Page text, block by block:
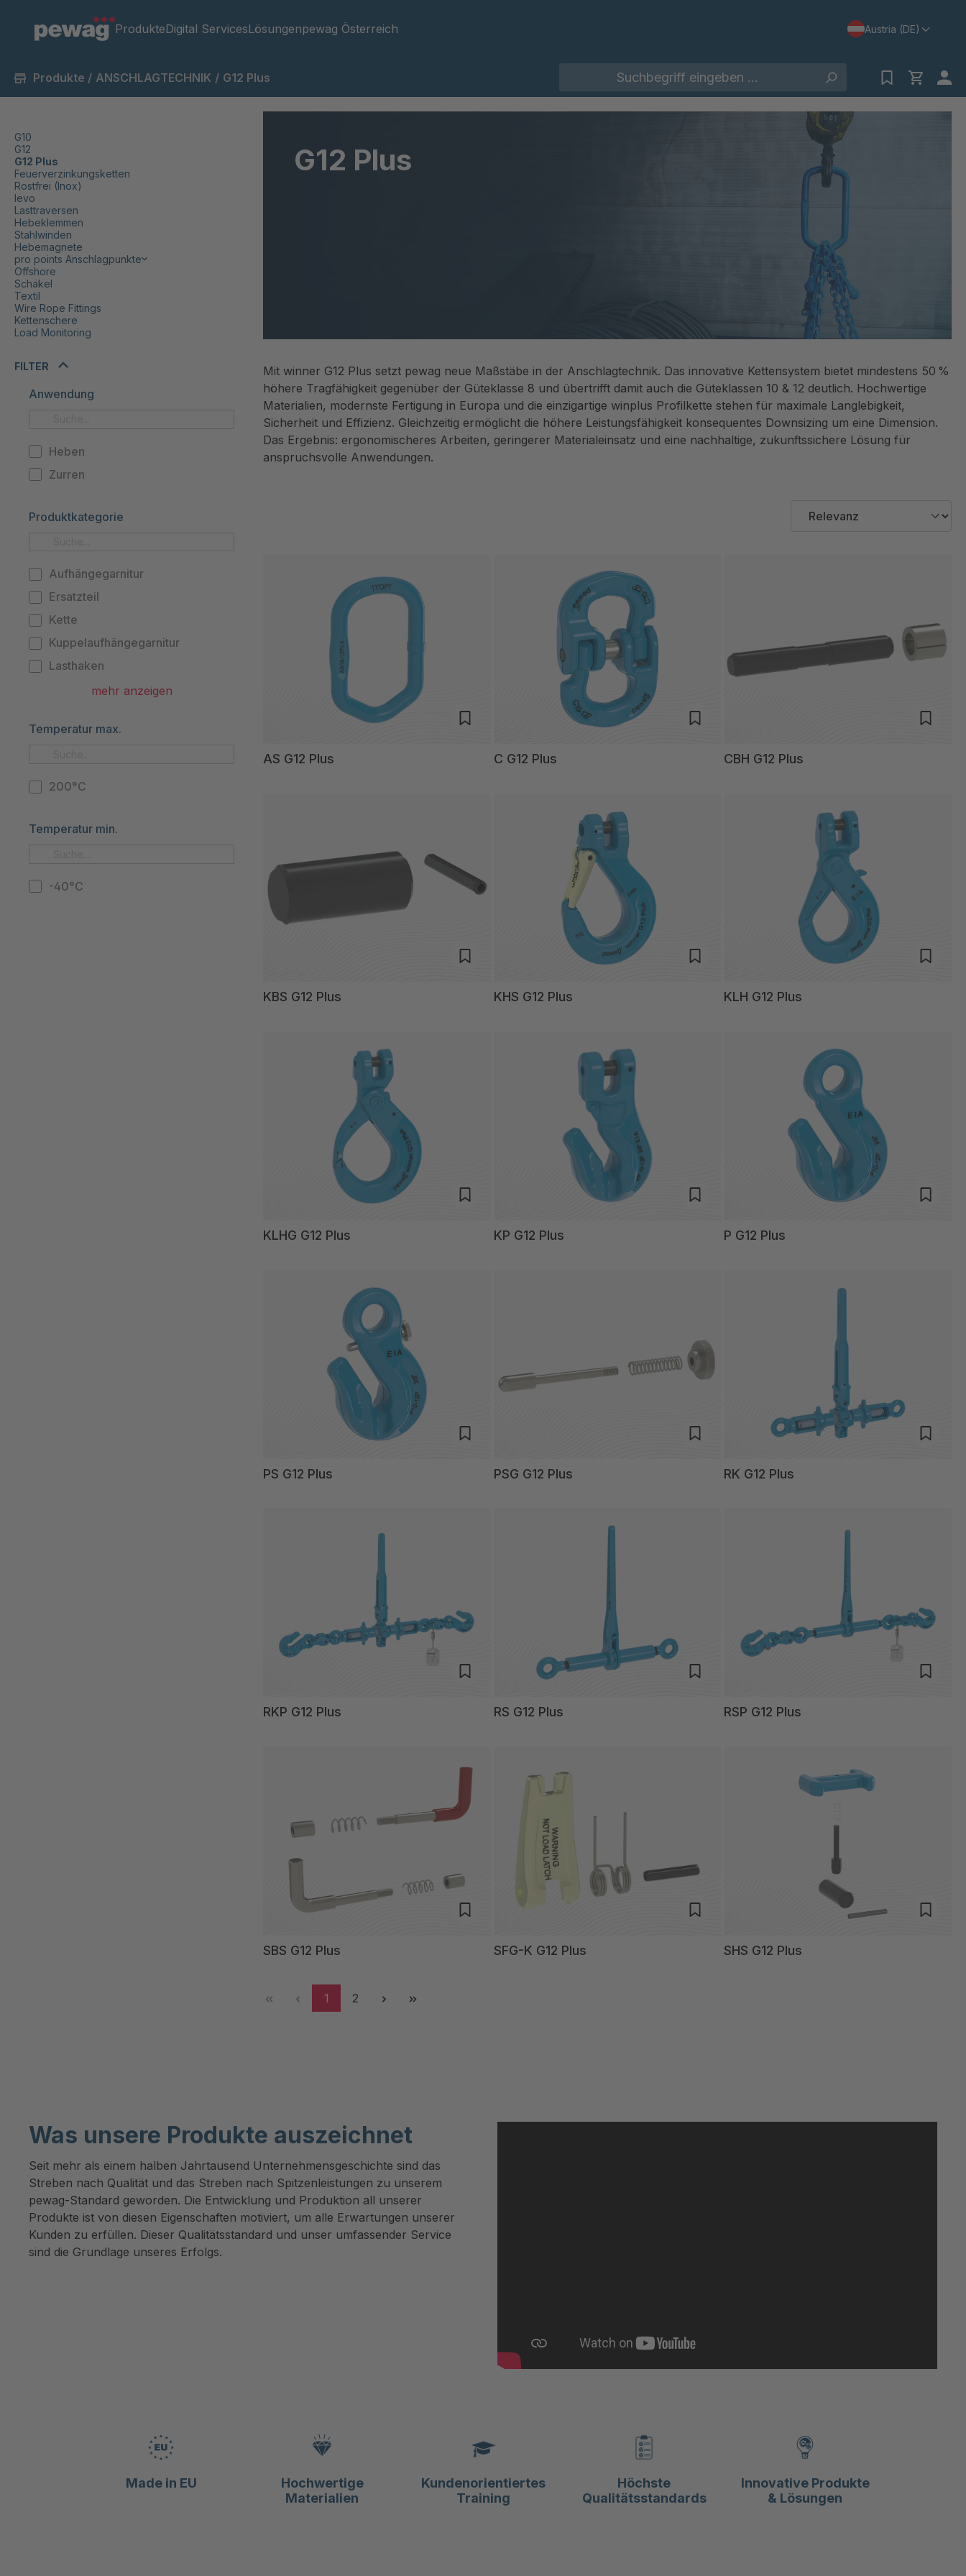
ProdukteDigital ServicesLösungenpewag Österreich Austria (DE)
Produkte / ANSCHLAGTECHNIK / G12 Plus
G10
G12
G12 Plus
Feuerverzinkungsketten
Rostfrei (Inox)
levo
Lasttraversen
Hebeklemmen
Stahlwinden
Hebemagnete
pro points Anschlagpunkte
Offshore
Schäkel
Textil
Wire Rope Fittings
Kettenschere
Load Monitoring
FILTER
Anwendung
Heben
Zurren
Produktkategorie
Aufhängegarnitur
Ersatzteil
Kette
Kuppelaufhängegarnitur
Lasthaken
Ratschenspanner
Verkürzungshaken
Zurren (einteiliges System)
mehr anzeigen
Temperatur max.
200°C
Temperatur min.
-40°C
G12 Plus
Mit winner G12 Plus setzt pewag neue Maßstäbe in der Anschlagtechnik. Das innovative Kettensystem bietet mindestens 50 %
höhere Tragfähigkeit gegenüber der Güteklasse 8 und übertrifft damit auch die Güteklassen 10 & 12 deutlich. Hochwertige
Materialien, modernste Fertigung in Europa und die einzigartige winplus Profilkette stehen für maximale Langlebigkeit,
Sicherheit und Effizienz. Gleichzeitig ermöglicht die höhere Leistungsfähigkeit konsequentes Downsizing um eine Dimension.
Das Ergebnis: ergonomischeres Arbeiten, geringerer Materialeinsatz und eine nachhaltige, zukunftssichere Lösung für
anspruchsvolle Anwendungen.
AS G12 Plus C G12 Plus CBH G12 Plus
KBS G12 Plus KHS G12 Plus KLH G12 Plus
KLHG G12 Plus KP G12 Plus P G12 Plus
PS G12 Plus PSG G12 Plus RK G12 Plus
RKP G12 Plus RS G12 Plus RSP G12 Plus
SBS G12 Plus SFG-K G12 Plus SHS G12 Plus
1 2
Was unsere Produkte auszeichnet
Seit mehr als einem halben Jahrtausend Unternehmensgeschichte sind das
Streben nach Qualität und das Streben nach Spitzenleistungen zu unserem
pewag-Standard geworden. Die Entwicklung und Produktion all unserer
Produkte ist von diesen Eigenschaften motiviert, um alle Erwartungen unserer
Kunden zu erfüllen. Dieser Qualitätsstandard und unser umfassender Service
sind die Grundlage unseres Erfolgs.
Made in EU
Hochwertige
Materialien
Kundenorientiertes
Training
Höchste
Qualitätsstandards
Innovative Produkte
& Lösungen